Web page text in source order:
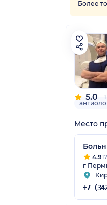
Более
5.0
Место
4.9
г